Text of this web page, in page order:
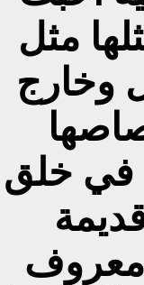
مثل
وخارج
في خلق
معروف